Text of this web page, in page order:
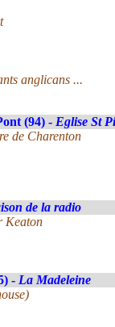
anglicans ...
(94) - Eglise St
de Charenton
de la radio
Keaton
- La Madeleine